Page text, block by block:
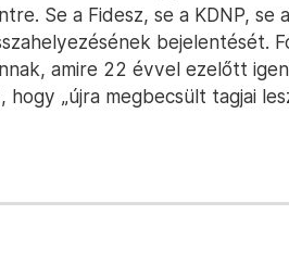
Se a Fidesz, se a KDNP, se
bejelentését.
amire 22 évvel ezelőtt
hogy „újra megbecsült tagjai